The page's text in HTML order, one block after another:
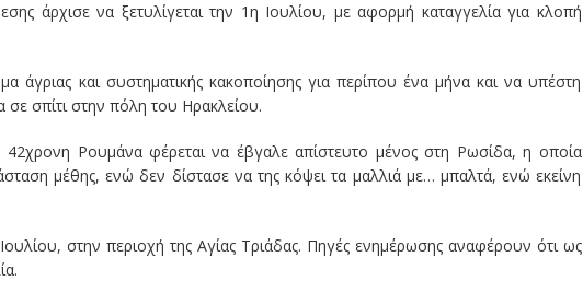
άρχισε να ξετυλίγεται την 1η Ιουλίου, με αφορμή καταγγελία για κλοπή
άγριας και συστηματικής κακοποίησης για περίπου ένα μήνα και να υπέστη
σπίτι στην πόλη του Ηρακλείου.
Ρουμάνα φέρεται να έβγαλε απίστευτο μένος στη Ρωσίδα, η οποία
μέθης, ενώ δεν δίστασε να της κόψει τα μαλλιά με… μπαλτά, ενώ εκείνη
στην περιοχή της Αγίας Τριάδας. Πηγές ενημέρωσης αναφέρουν ότι ως